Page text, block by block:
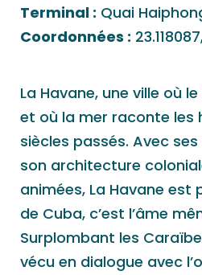
Terminal : Quai
Coordonnées :
La Havane, une ville où
et où la mer raconte les
siècles passés. Avec
son architecture
animées, La Havane est
de Cuba, c’est l’âme
Surplombant les
vécu en dialogue avec